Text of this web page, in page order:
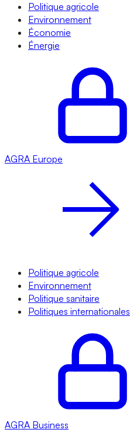
Politique agricole
Environnement
Économie
Énergie
AGRA Europe
Politique agricole
Environnement
Politique sanitaire
Politiques internationales
AGRA Business